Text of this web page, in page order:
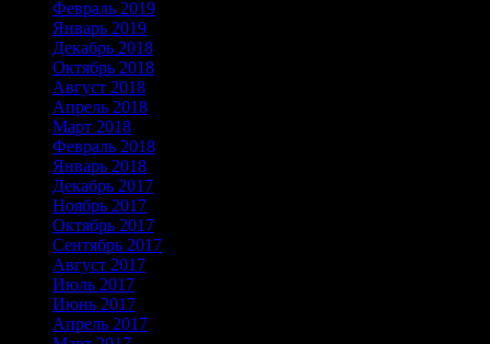
Февраль 2019
Январь 2019
Декабрь 2018
Октябрь 2018
Август 2018
Апрель 2018
Март 2018
Февраль 2018
Январь 2018
Декабрь 2017
Ноябрь 2017
Октябрь 2017
Сентябрь 2017
Август 2017
Июль 2017
Июнь 2017
Апрель 2017